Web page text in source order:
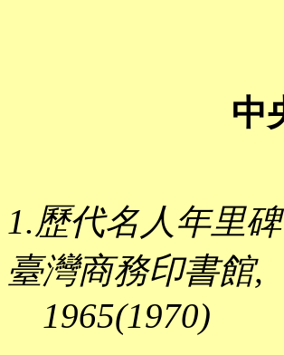
中
1.歷代名人年里
臺灣商務印書館,
1965(1970)